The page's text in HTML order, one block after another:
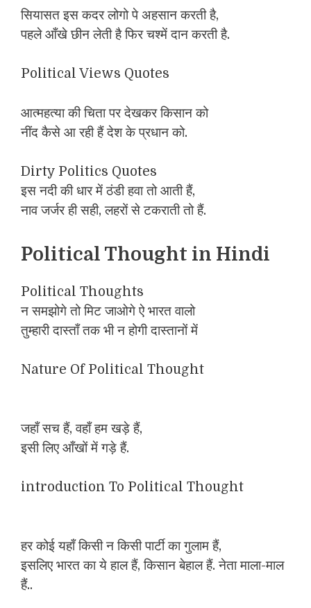
सियासत इस कदर लोगो पे अहसान करती है,
पहले आँखे छीन लेती है फिर चश्में दान करती है.
Political Views Quotes
आत्महत्या की चिता पर देखकर किसान को
नींद कैसे आ रही हैं देश के प्रधान को.
Dirty Politics Quotes
इस नदी की धार में ठंडी हवा तो आती हैं,
नाव जर्जर ही सही, लहरों से टकराती तो हैं.
Political Thought in Hindi
Political Thoughts
न समझोगे तो मिट जाओगे ऐ भारत वालो
तुम्हारी दास्ताँ तक भी न होगी दास्तानों में
Nature Of Political Thought
जहाँ सच हैं, वहाँ हम खड़े हैं,
इसी लिए आँखों में गड़े हैं.
introduction To Political Thought
हर कोई यहाँ किसी न किसी पार्टी का गुलाम हैं,
इसलिए भारत का ये हाल हैं, किसान बेहाल हैं. नेता माला-माल
हैं..